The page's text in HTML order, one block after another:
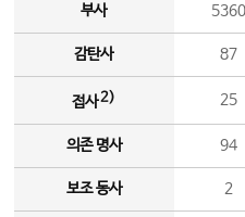
부사 5360
감탄사 87
접사2) 25
의존 명사 94
보조 동사 2